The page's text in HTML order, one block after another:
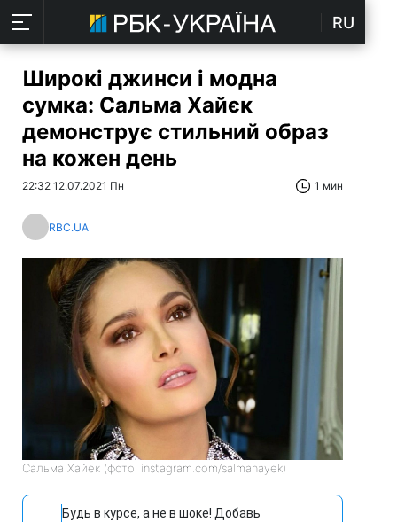
RU
Широкі джинси і модна
сумка: Сальма Хайєк
демонструє стильний образ
на кожен день
22:32 12.07.2021 Пн 1 мин
RBC.UA
Сальма Хайек (фото: instagram.com/salmahayek)
Будь в курсе, а не в шоке! Добавь